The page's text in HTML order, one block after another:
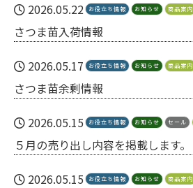
2026.05.22 お役立ち情報 お知らせ 商品案内
さつま苗入荷情報
2026.05.17 お役立ち情報 お知らせ 商品案内
さつま苗余剰情報
2026.05.15 お役立ち情報 お知らせ セール
５月の売り出し内容を掲載します。
2026.05.15 お役立ち情報 お知らせ 商品案内